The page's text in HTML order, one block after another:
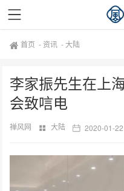
首页 - 资讯 -大陆
李家振先生在上
会致唁电
禅风网 大陆 2020-01-